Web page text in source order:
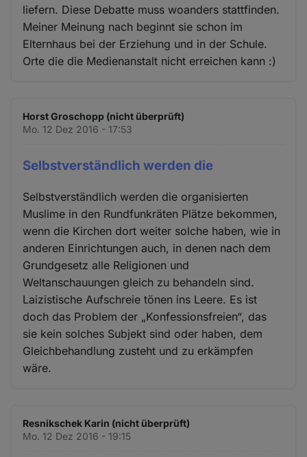
liefern. Diese Debatte muss woanders stattfinden.
Meiner Meinung nach beginnt sie schon im
Elternhaus bei der Erziehung und in der Schule.
Orte die die Medienanstalt nicht erreichen kann :)
Horst Groschopp (nicht überprüft)
Mo. 12 Dez 2016 - 17:53
Selbstverständlich werden die
Selbstverständlich werden die organisierten
Muslime in den Rundfunkräten Plätze bekommen,
wenn die Kirchen dort weiter solche haben, wie in
anderen Einrichtungen auch, in denen nach dem
Grundgesetz alle Religionen und
Weltanschauungen gleich zu behandeln sind.
Laizistische Aufschreie tönen ins Leere. Es ist
doch das Problem der „Konfessionsfreien“, das
sie kein solches Subjekt sind oder haben, dem
Gleichbehandlung zusteht und zu erkämpfen
wäre.
Resnikschek Karin (nicht überprüft)
Mo. 12 Dez 2016 - 19:15